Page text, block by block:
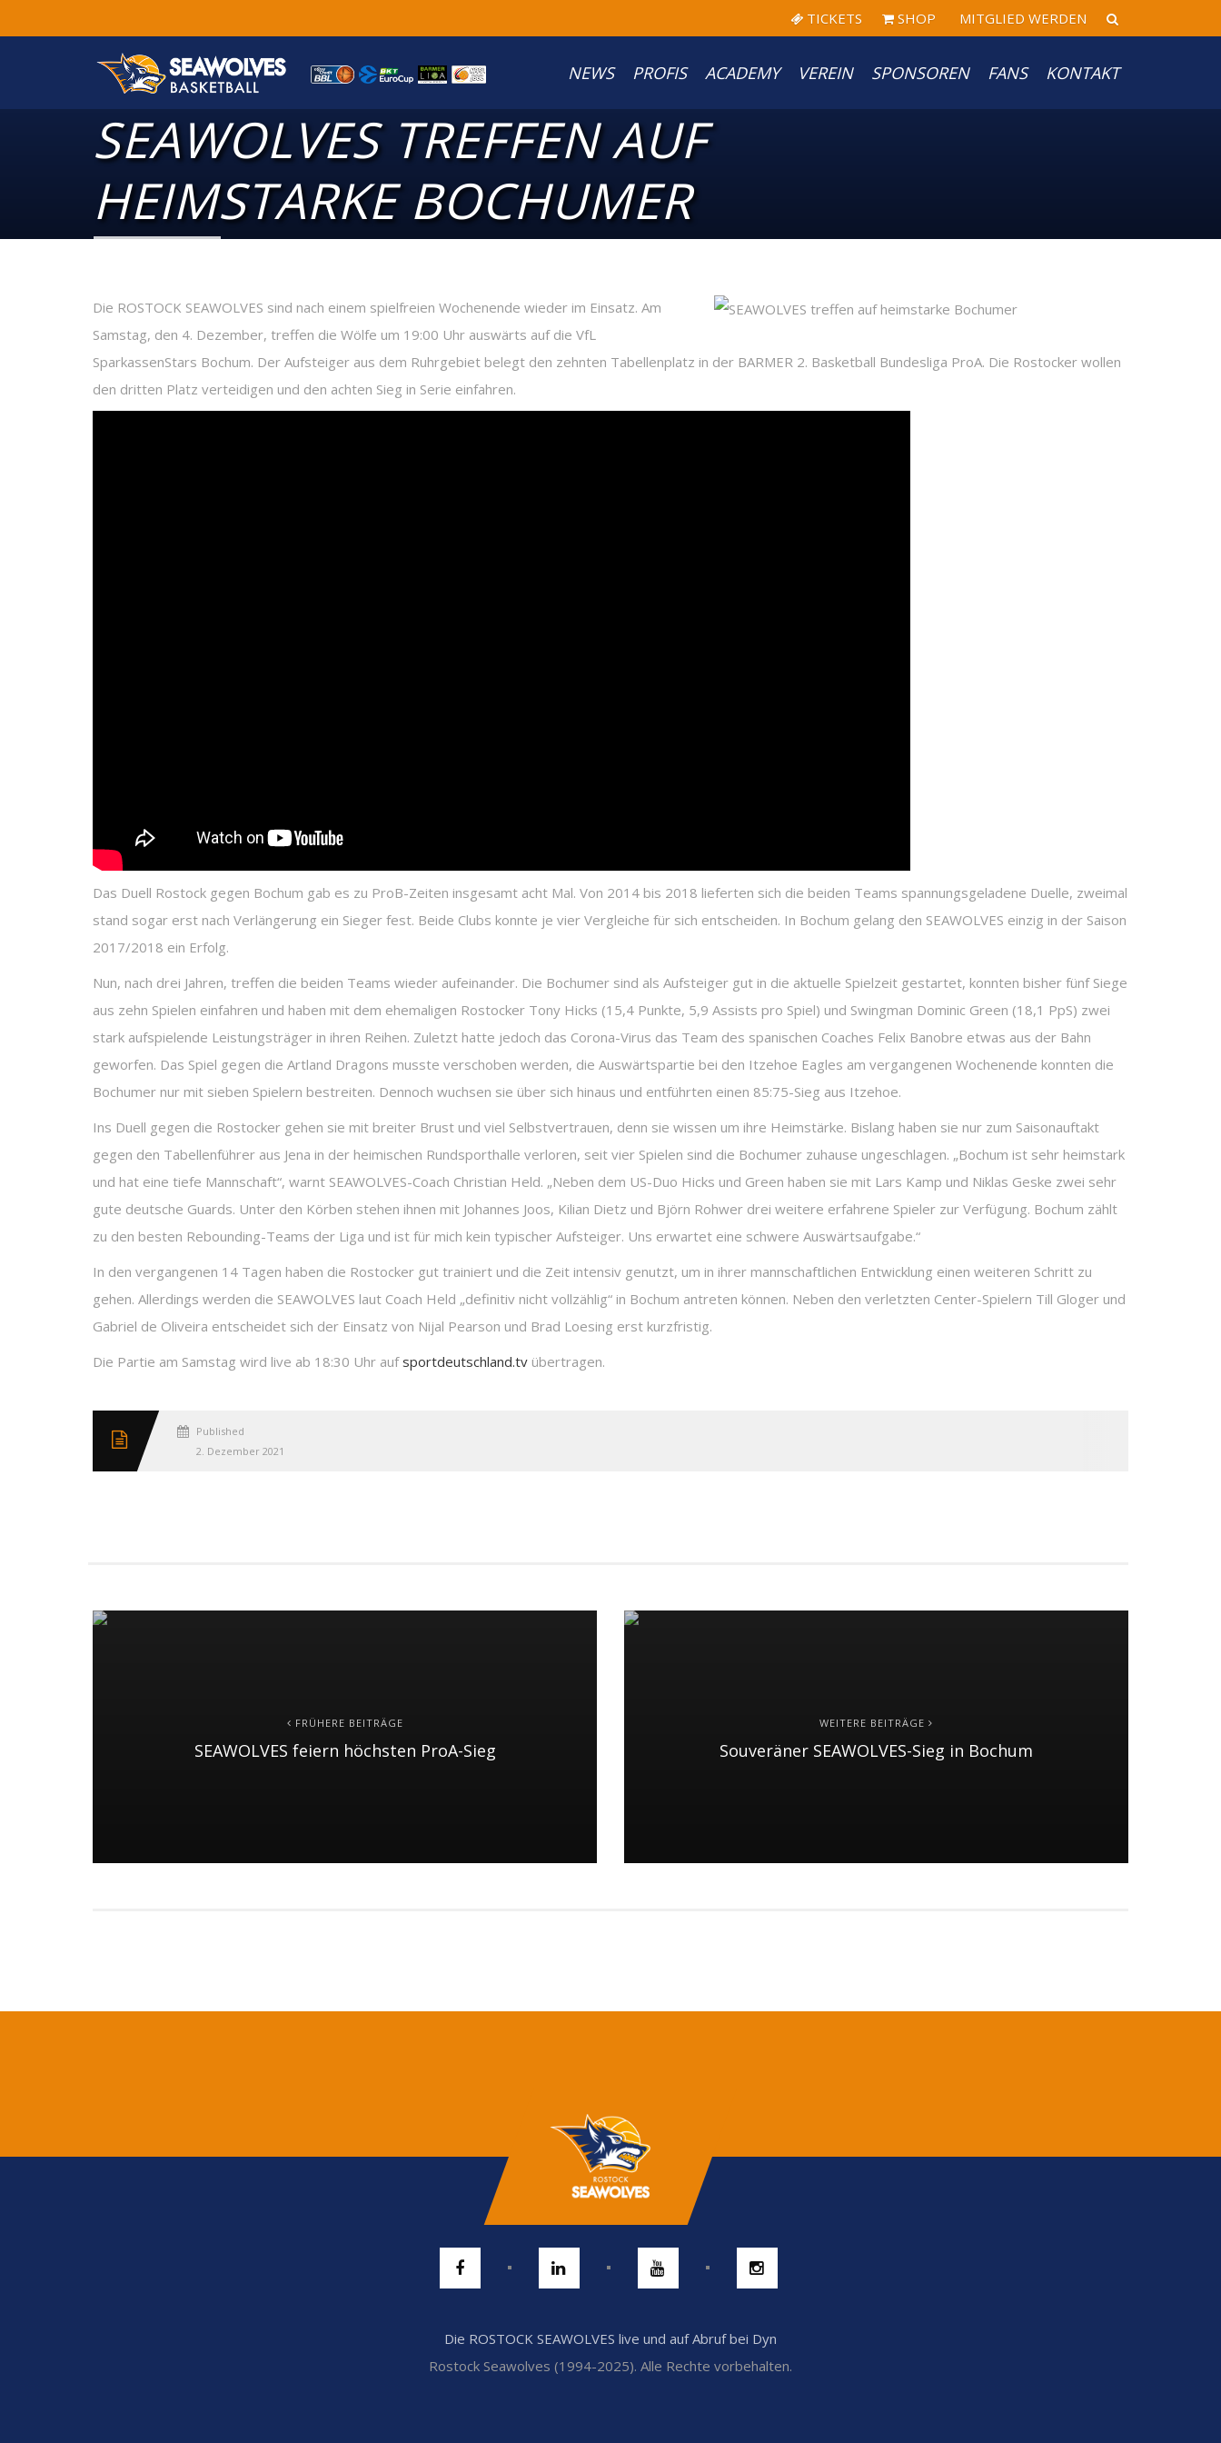
TICKETS SHOP MITGLIED WERDEN
NEWS PROFIS ACADEMY VEREIN SPONSOREN FANS KONTAKT
SEAWOLVES TREFFEN AUF
HEIMSTARKE BOCHUMER
Die ROSTOCK SEAWOLVES sind nach einem spielfreien Wochenende wieder im Einsatz. Am
Samstag, den 4. Dezember, treffen die Wölfe um 19:00 Uhr auswärts auf die VfL
SparkassenStars Bochum. Der Aufsteiger aus dem Ruhrgebiet belegt den zehnten Tabellenplatz in der BARMER 2. Basketball Bundesliga ProA. Die Rostocker wollen
den dritten Platz verteidigen und den achten Sieg in Serie einfahren.
Das Duell Rostock gegen Bochum gab es zu ProB-Zeiten insgesamt acht Mal. Von 2014 bis 2018 lieferten sich die beiden Teams spannungsgeladene Duelle, zweimal
stand sogar erst nach Verlängerung ein Sieger fest. Beide Clubs konnte je vier Vergleiche für sich entscheiden. In Bochum gelang den SEAWOLVES einzig in der Saison
2017/2018 ein Erfolg.
Nun, nach drei Jahren, treffen die beiden Teams wieder aufeinander. Die Bochumer sind als Aufsteiger gut in die aktuelle Spielzeit gestartet, konnten bisher fünf Siege
aus zehn Spielen einfahren und haben mit dem ehemaligen Rostocker Tony Hicks (15,4 Punkte, 5,9 Assists pro Spiel) und Swingman Dominic Green (18,1 PpS) zwei
stark aufspielende Leistungsträger in ihren Reihen. Zuletzt hatte jedoch das Corona-Virus das Team des spanischen Coaches Felix Banobre etwas aus der Bahn
geworfen. Das Spiel gegen die Artland Dragons musste verschoben werden, die Auswärtspartie bei den Itzehoe Eagles am vergangenen Wochenende konnten die
Bochumer nur mit sieben Spielern bestreiten. Dennoch wuchsen sie über sich hinaus und entführten einen 85:75-Sieg aus Itzehoe.
Ins Duell gegen die Rostocker gehen sie mit breiter Brust und viel Selbstvertrauen, denn sie wissen um ihre Heimstärke. Bislang haben sie nur zum Saisonauftakt
gegen den Tabellenführer aus Jena in der heimischen Rundsporthalle verloren, seit vier Spielen sind die Bochumer zuhause ungeschlagen. „Bochum ist sehr heimstark
und hat eine tiefe Mannschaft“, warnt SEAWOLVES-Coach Christian Held. „Neben dem US-Duo Hicks und Green haben sie mit Lars Kamp und Niklas Geske zwei sehr
gute deutsche Guards. Unter den Körben stehen ihnen mit Johannes Joos, Kilian Dietz und Björn Rohwer drei weitere erfahrene Spieler zur Verfügung. Bochum zählt
zu den besten Rebounding-Teams der Liga und ist für mich kein typischer Aufsteiger. Uns erwartet eine schwere Auswärtsaufgabe.“
In den vergangenen 14 Tagen haben die Rostocker gut trainiert und die Zeit intensiv genutzt, um in ihrer mannschaftlichen Entwicklung einen weiteren Schritt zu
gehen. Allerdings werden die SEAWOLVES laut Coach Held „definitiv nicht vollzählig“ in Bochum antreten können. Neben den verletzten Center-Spielern Till Gloger und
Gabriel de Oliveira entscheidet sich der Einsatz von Nijal Pearson und Brad Loesing erst kurzfristig.
Die Partie am Samstag wird live ab 18:30 Uhr aufsportdeutschland.tv übertragen.
Published
2. Dezember 2021
FRÜHERE BEITRÄGE
SEAWOLVES feiern höchsten ProA-Sieg
WEITERE BEITRÄGE
Souveräner SEAWOLVES-Sieg in Bochum
Die ROSTOCK SEAWOLVES live und auf Abruf bei Dyn
Rostock Seawolves (1994-2025). Alle Rechte vorbehalten.